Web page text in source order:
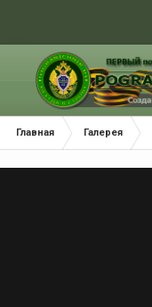
Главная Галерея